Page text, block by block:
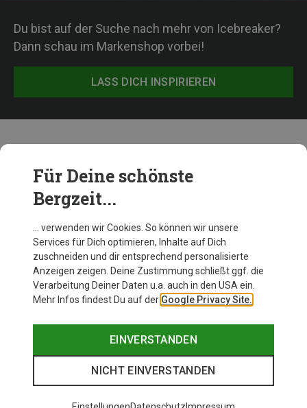
Du bist auf der Suche nach mehr von Icebreaker?
Dann schau im Markenshop vorbei!
LASS DICH INSPIRIEREN
Für Deine schönste
Bergzeit...
… verwenden wir Cookies. So können wir unsere
Services für Dich optimieren, Inhalte auf Dich
zuschneiden und dir entsprechend personalisierte
Anzeigen zeigen. Deine Zustimmung schließt ggf. die
Verarbeitung Deiner Daten u.a. auch in den USA ein.
Mehr Infos findest Du auf der Google Privacy Site.
EINVERSTANDEN
NICHT EINVERSTANDEN